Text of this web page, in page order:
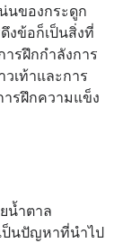
นของกระดูก
งข้อก็เป็นสิ่งที่
รฝึกกำลังการ
เท้าและการ
รฝึกความแข็ง
น้ำตาล
ป็นปัญหาที่นำไป